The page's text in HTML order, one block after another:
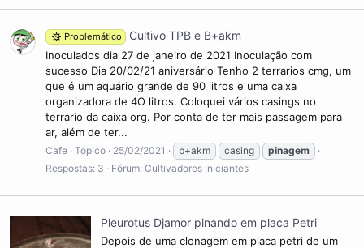
Problemático Cultivo TPB e B+akm
Inoculados dia 27 de janeiro de 2021 Inoculação com
sucesso Dia 20/02/21 aniversário Tenho 2 terrarios cmg, um
que é um aquário grande de 90 litros e uma caixa
organizadora de 4O litros. Coloquei vários casings no
terrario da caixa org. Por conta de ter mais passagem para
ar, além de ter...
Cafe Tópico 25/02/2021 b+akm casing
pinagem
Respostas: 3
Fórum: Cultivadores iniciantes
Pleurotus Djamor pinando em placa Petri
Depois de uma clonagem em placa petri de um